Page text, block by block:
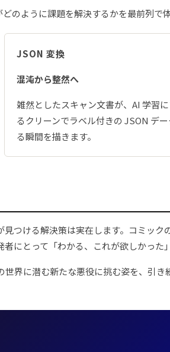
のように課題を解決するかを最前列で体
JSON 変換
混沌から整然へ
雑然としたスキャン文書が、AI 学習
るクリーンでラベル付きの JSON デ
る瞬間を描きます。
つける解決策は実在します。コミッ
にとって「わかる、これが欲しかった
界に潜む新たな悪役に挑む姿を、引き